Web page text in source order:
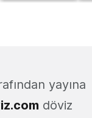
yayına
döviz